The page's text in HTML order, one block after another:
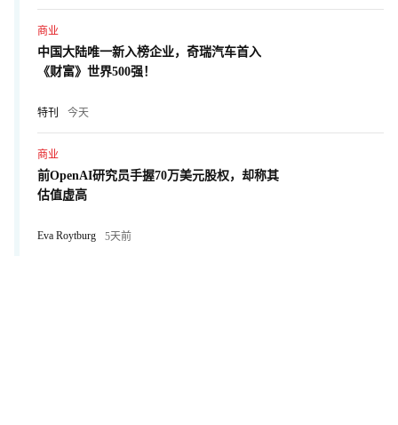
商业
中国大陆唯一新入榜企业，奇瑞汽车首入
《财富》世界500强！
特刊 今天
商业
前OpenAI研究员手握70万美元股权，却称其
估值虚高
Eva Roytburg 5天前